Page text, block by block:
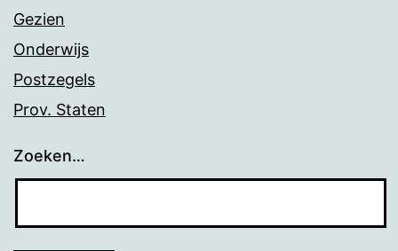
Gezien
Onderwijs
Postzegels
Prov. Staten
Zoeken…